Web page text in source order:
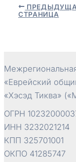
Навигация
СТРАНИЦА
«Еврейский
«Хэсэд Тиква»
ОГРН
ИНН 3232021214
КПП 325701001
ОКПО 41285747